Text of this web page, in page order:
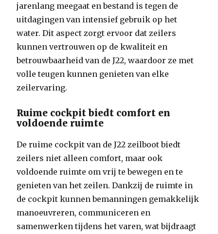
jarenlang meegaat en bestand is tegen de
uitdagingen van intensief gebruik op het
water. Dit aspect zorgt ervoor dat zeilers
kunnen vertrouwen op de kwaliteit en
betrouwbaarheid van de J22, waardoor ze met
volle teugen kunnen genieten van elke
zeilervaring.
Ruime cockpit biedt comfort en
voldoende ruimte
De ruime cockpit van de J22 zeilboot biedt
zeilers niet alleen comfort, maar ook
voldoende ruimte om vrij te bewegen en te
genieten van het zeilen. Dankzij de ruimte in
de cockpit kunnen bemanningen gemakkelijk
manoeuvreren, communiceren en
samenwerken tijdens het varen, wat bijdraagt